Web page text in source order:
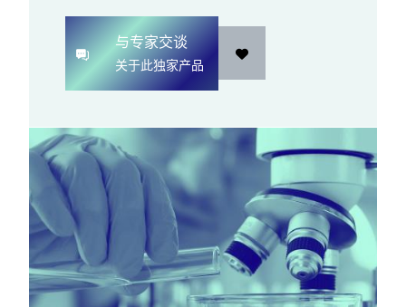
与专家交谈
关于此独家产品